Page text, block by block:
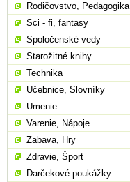
Rodičovstvo, Pedagogika
Sci - fi, fantasy
Spoločenské vedy
Starožitné knihy
Technika
Učebnice, Slovníky
Umenie
Varenie, Nápoje
Zabava, Hry
Zdravie, Šport
Darčekové poukážky